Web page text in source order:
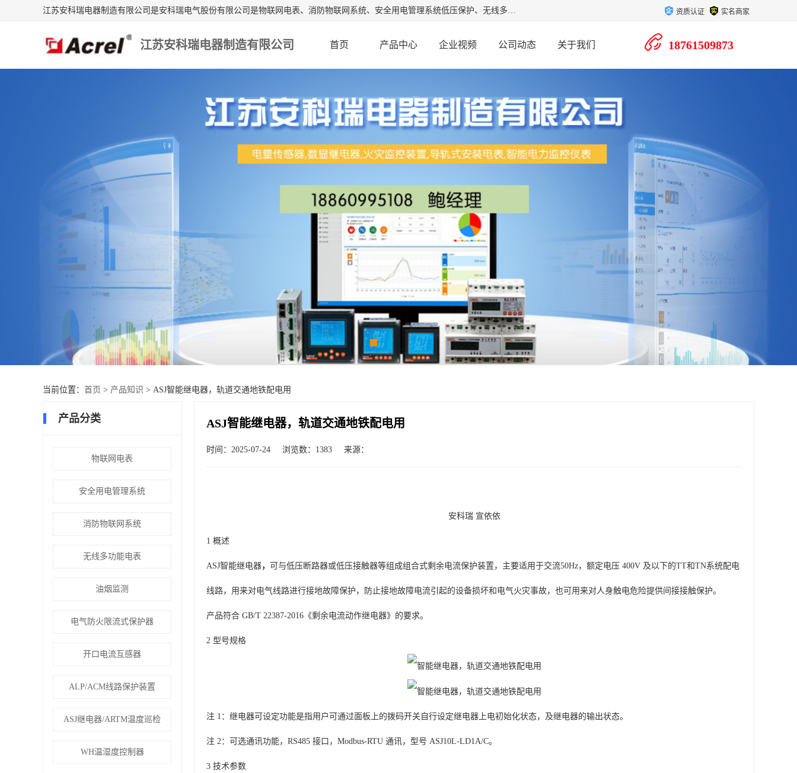
江苏安科瑞电器制造有限公司是安科瑞电气股份有限公司是物联网电表、消防物联网系统、安全用电管理系统低压保护、无线多功能电表、智能光伏等系列产品的生产基地。为客户提供可靠用电、节约用电、安全用电的完整解决方案，在智能电网用户端、新能源、物联网等前沿领域不断探索开发新产品。流箱,数显工控表,火灾监控装置。 资质认证 实名商家
江苏安科瑞电器制造有限公司 首页 产品中心 企业视频 公司动态 关于我们 18761509873
当前位置： 首页 > 产品知识 > ASJ智能继电器，轨道交通地铁配电用
产品分类
物联网电表
安全用电管理系统
消防物联网系统
无线多功能电表
油烟监测
电气防火限流式保护器
开口电流互感器
ALP/ACM线路保护装置
ASJ继电器/ARTM温度巡检
WH温湿度控制器
ASJ智能继电器，轨道交通地铁配电用
时间：2025-07-24 浏览数：1383 来源：
安科瑞 宣依依
1 概述
ASJ智能继电器， 可与低压断路器或低压接触器等组成组合式剩余电流保护装置，主要适用于交流50Hz，额定电压 400V 及以下的TT和TN系统配电
线路，用来对电气线路进行接地故障保护，防止接地故障电流引起的设备损坏和电气火灾事故，也可用来对人身触电危险提供间接接触保护。
产品符合 GB/T 22387-2016《剩余电流动作继电器》的要求。
2 型号规格
注 1：继电器可设定功能是指用户可通过面板上的拨码开关自行设定继电器上电初始化状态，及继电器的输出状态。
注 2：可选通讯功能，RS485 接口，Modbus-RTU 通讯，型号 ASJ10L-LD1A/C。
3 技术参数